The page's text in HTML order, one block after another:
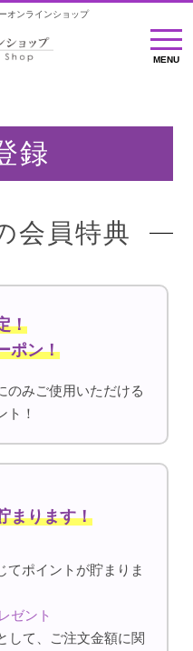
オンラインショップ
MENU
MENU
録
会員特典
！
ポン！
のみご使用いただける
ト！
まります！
てポイントが貯まりま
ゼント
して、ご注文金額に関